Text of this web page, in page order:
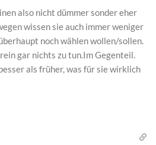
also nicht dümmer sonder eher
wissen sie auch immer weniger
noch wählen wollen/sollen.
gar nichts zu tun.Im Gegenteil.
als früher, was für sie wirklich